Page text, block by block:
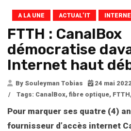
A LA UNE ACTUAL’IT
FTTH : CanalBox
démocratise
Internet haut
By Souleyman Tobias
24 mai 2022
/
Tags: CanalBox, fibre optique, FTTH,
Pour marquer ses quatre (4)
fournisseur d’accès internet